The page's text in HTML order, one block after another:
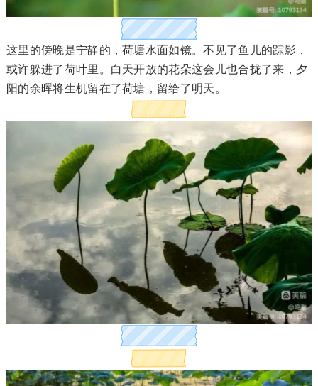
这里的傍晚是宁静的，荷塘水面如镜。不见了鱼儿的踪影，
或许躲进了荷叶里。白天开放的花朵这会儿也合拢了来，夕
阳的余晖将生机留在了荷塘，留给了明天。